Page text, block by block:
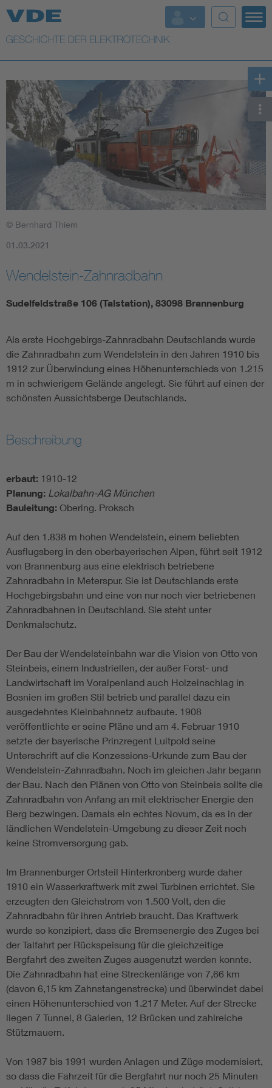
Top Themen
Weitere Themen
© Bernhard Thiem
01.03.2021
Wendelstein-Zahnradbahn
Sudelfeldstraße 106 (Talstation), 83098 Brannenburg
Als erste Hochgebirgs-Zahnradbahn Deutschlands wurde
die Zahnradbahn zum Wendelstein in den Jahren 1910 bis
1912 zur Überwindung eines Höhenunterschieds von 1.215
m in schwierigem Gelände angelegt. Sie führt auf einen der
schönsten Aussichtsberge Deutschlands.
Beschreibung
erbaut: 1910-12
Planung: Lokalbahn-AG München
Bauleitung: Obering. Proksch
Auf den 1.838 m hohen Wendelstein, einem beliebten
Ausflugsberg in den oberbayerischen Alpen, führt seit 1912
von Brannenburg aus eine elektrisch betriebene
Zahnradbahn in Meterspur. Sie ist Deutschlands erste
Hochgebirgsbahn und eine von nur noch vier betriebenen
Zahnradbahnen in Deutschland. Sie steht unter
Denkmalschutz.
Der Bau der Wendelsteinbahn war die Vision von Otto von
Steinbeis, einem Industriellen, der außer Forst- und
Landwirtschaft im Voralpenland auch Holzeinschlag in
Bosnien im großen Stil betrieb und parallel dazu ein
ausgedehntes Kleinbahnnetz aufbaute. 1908
veröffentlichte er seine Pläne und am 4. Februar 1910
setzte der bayerische Prinzregent Luitpold seine
Unterschrift auf die Konzessions-Urkunde zum Bau der
Wendelstein-Zahnradbahn. Noch im gleichen Jahr begann
der Bau. Nach den Plänen von Otto von Steinbeis sollte die
Zahnradbahn von Anfang an mit elektrischer Energie den
Berg bezwingen. Damals ein echtes Novum, da es in der
ländlichen Wendelstein-Umgebung zu dieser Zeit noch
keine Stromversorgung gab.
Im Brannenburger Ortsteil Hinterkronberg wurde daher
1910 ein Wasserkraftwerk mit zwei Turbinen errichtet. Sie
erzeugten den Gleichstrom von 1.500 Volt, den die
Zahnradbahn für ihren Antrieb braucht. Das Kraftwerk
wurde so konzipiert, dass die Bremsenergie des Zuges bei
der Talfahrt per Rückspeisung für die gleichzeitige
Bergfahrt des zweiten Zuges ausgenutzt werden konnte.
Die Zahnradbahn hat eine Streckenlänge von 7,66 km
(davon 6,15 km Zahnstangenstrecke) und überwindet dabei
einen Höhenunterschied von 1.217 Meter. Auf der Strecke
liegen 7 Tunnel, 8 Galerien, 12 Brücken und zahlreiche
Stützmauern.
Von 1987 bis 1991 wurden Anlagen und Züge modernisiert,
so dass die Fahrzeit für die Bergfahrt nur noch 25 Minuten